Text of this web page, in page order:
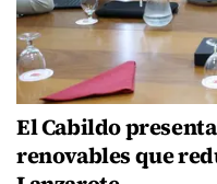
El Cabildo
renovables que